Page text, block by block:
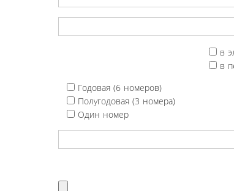
в
в
Годовая (6 номеров)
Полугодовая (3 номера)
Один номер